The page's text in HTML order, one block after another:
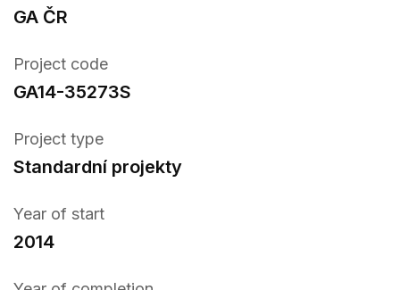
GA ČR
Project code
GA14-35273S
Project type
Standardní projekty
Year of start
2014